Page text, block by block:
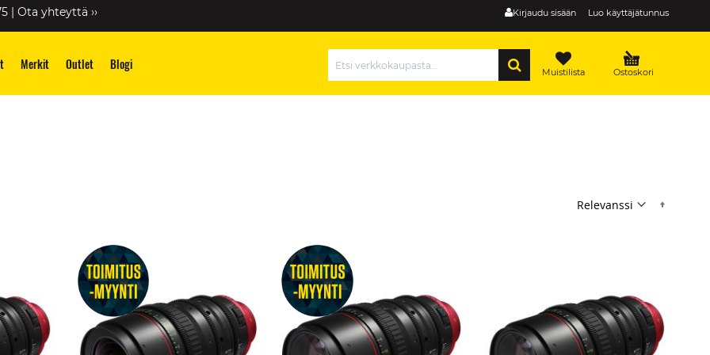
Kirjaudu sisään Luo käyttäjätunnus
| Ota yhteyttä ››
Merkit Outlet Blogi Ostoskori
Muistilista
Hae